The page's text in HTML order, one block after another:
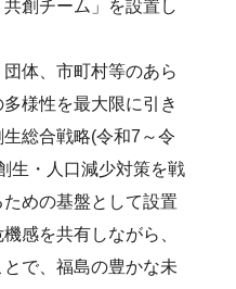
創チーム」を設置し
体、市町村等のあら
様性を最大限に引き
総合戦略(令和7～令
生・人口減少対策を戦
めの基盤として設置
感を共有しながら、
で、福島の豊かな未